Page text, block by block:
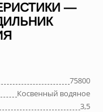
—
75800
Косвенный водяное
3,5